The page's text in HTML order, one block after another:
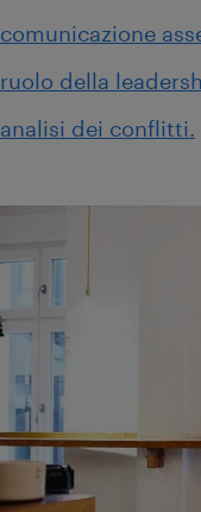
comunicazione
ruolo della
analisi dei conflitti.